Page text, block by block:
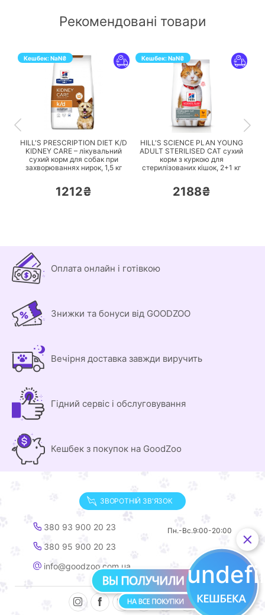
Рекомендовані товари
Кешбек:NaN₴
ПЕРЕЙТИ
HILL'S PRESCRIPTION DIET K/D
KIDNEY CARE – лікувальний
сухий корм для собак при
захворюваннях нирок, 1,5 кг
1212₴
Кешбек:NaN₴
ПЕРЕЙТИ
HILL'S SCIENCE PLAN YOUNG
ADULT STERILISED CAT сухий
корм з куркою для
стерилізованих кішок, 2+1 кг
2188₴
Оплата онлайн і готівкою
Знижки та бонуси від GOODZOO
Вечірня доставка завжди виручить
Гідний сервіс і обслуговування
Кешбек з покупок на GoodZoo
ЗВОРОТНІЙ ЗВ'ЯЗОК
380 93 900 20 23
380 95 900 20 23
info@goodzoo.com.ua
Пн.-Вс.9:00-20:00